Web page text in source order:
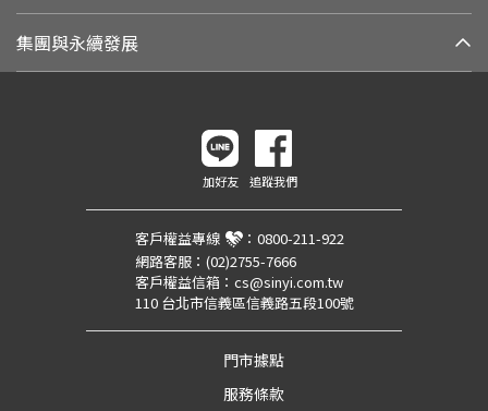
集團與永續發展
加好友 追蹤我們
客戶權益專線 ： 0800-211-922
網路客服： (02)2755-7666
客戶權益信箱： cs@sinyi.com.tw
110 台北市信義區信義路五段100號
門市據點
服務條款